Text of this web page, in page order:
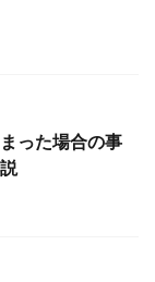
った場合の事